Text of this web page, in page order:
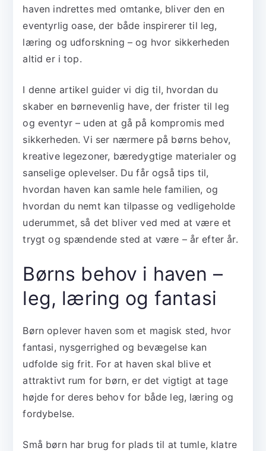
haven indrettes med omtanke, bliver den en
eventyrlig oase, der både inspirerer til leg,
læring og udforskning – og hvor sikkerheden
altid er i top.
I denne artikel guider vi dig til, hvordan du
skaber en børnevenlig have, der frister til leg
og eventyr – uden at gå på kompromis med
sikkerheden. Vi ser nærmere på børns behov,
kreative legezoner, bæredygtige materialer og
sanselige oplevelser. Du får også tips til,
hvordan haven kan samle hele familien, og
hvordan du nemt kan tilpasse og vedligeholde
uderummet, så det bliver ved med at være et
trygt og spændende sted at være – år efter år.
Børns behov i haven –
leg, læring og fantasi
Børn oplever haven som et magisk sted, hvor
fantasi, nysgerrighed og bevægelse kan
udfolde sig frit. For at haven skal blive et
attraktivt rum for børn, er det vigtigt at tage
højde for deres behov for både leg, læring og
fordybelse.
Små børn har brug for plads til at tumle, klatre